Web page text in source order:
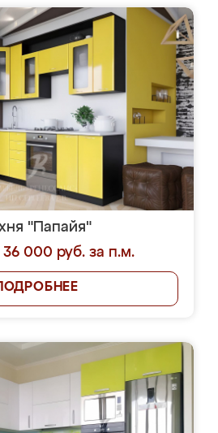
"Папайя"
36 000 руб. за п.м.